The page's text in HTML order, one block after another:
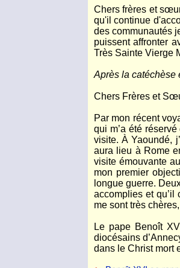
Chers frères et
qu'il continue
des communautés
puissent affronter
Très Sainte Vierge
Après la catéchèse
Chers Frères et
Par mon récent
qui m’a été
visite. À Yaoundé,
aura lieu à Rome
visite émouvante
mon premier
longue guerre.
accomplies et qu’il
me sont très
Le pape Benoît
diocésains
dans le Christ mort